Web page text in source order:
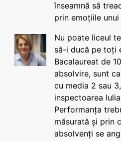
înseamnă să
prin emoțiile unui
Nu poate liceul
să-i ducă pe toți
Bacalaureat de
absolvire, sunt
cu media 2 sau
inspectoarea
Performanța
măsurată și prin
absolvenți se